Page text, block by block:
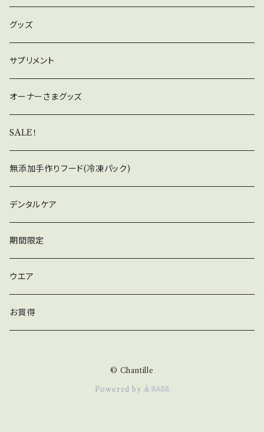
グッズ
サプリメント
オーナーさまグッズ
SALE！
無添加手作りフード(冷凍パック)
デンタルケア
期間限定
ウエア
お買得
© Chantille
Powered by